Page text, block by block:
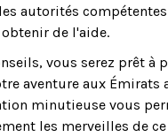
autorités
de l'aide.
vous serez prêt à
aventure aux Émirats
minutieuse vous
les merveilles de ce